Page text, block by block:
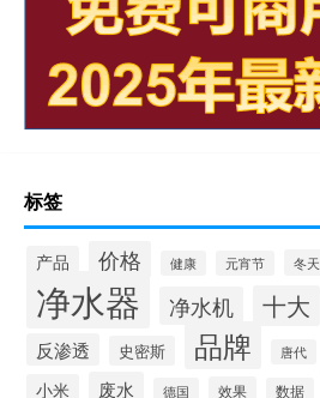
标签
产品 价格 健康 元宵节 冬天
净水器 净水机 十大
反渗透 史密斯 品牌 唐代
小米
废水 德国 效果 数据